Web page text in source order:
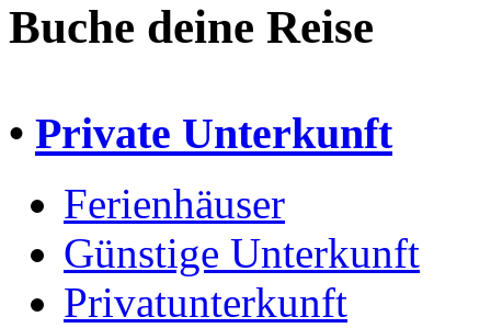
Buche deine Reise
• Private Unterkunft
Ferienhäuser
Günstige Unterkunft
Privatunterkunft